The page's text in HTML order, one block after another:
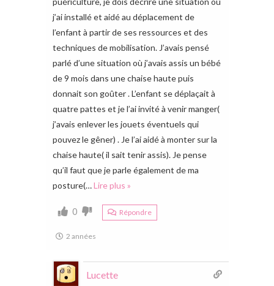
j’ai installé et aidé au déplacement de
l’enfant à partir de ses ressources et des
techniques de mobilisation. J’avais pensé
parlé d’une situation où j’avais assis un bébé
de 9 mois dans une chaise haute puis
donnait son goûter . L’enfant se déplaçait à
quatre pattes et je l’ai invité à venir manger(
j’avais enlever les jouets éventuels qui
pouvez le gêner) . Je l’ai aidé à monter sur la
chaise haute( il sait tenir assis). Je pense
qu’il faut que je parle également de ma
posture(…Lire plus »
0 Répondre
2 années
Lucette